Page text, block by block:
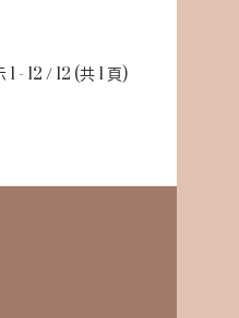
1 - 12 / 12 (共 1 頁)